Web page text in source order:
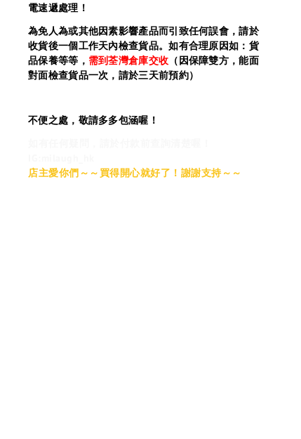
電速遞處理！
為免人為或其他因素影響產品而引致任何誤會，請於
收貨後一個工作天內檢查貨品。如有合理原因如：貨
品保養等等， 需到荃灣倉庫交收 （因保障雙方，能面
對面檢查貨品一次，請於三天前預約）
不便之處，敬請多多包涵喔！
店主愛你們～～買得開心就好了！謝謝支持～～